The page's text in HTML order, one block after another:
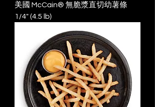
美國 McCain® 無脆漿直切幼薯條
1/4" (4.5 lb)